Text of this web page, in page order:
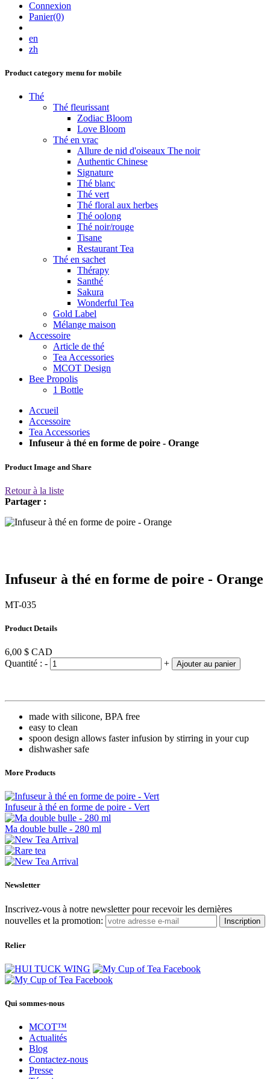
Connexion
Panier(0)
en
zh
Product category menu for mobile
Thé
Thé fleurissant
Zodiac Bloom
Love Bloom
Thé en vrac
Allure de nid d'oiseaux The noir
Authentic Chinese
Signature
Thé blanc
Thé vert
Thé floral aux herbes
Thé oolong
Thé noir/rouge
Tisane
Restaurant Tea
Thé en sachet
Thérapy
Santhé
Sakura
Wonderful Tea
Gold Label
Mélange maison
Accessoire
Article de thé
Tea Accessories
MCOT Design
Bee Propolis
1 Bottle
Accueil
Accessoire
Tea Accessories
Infuseur à thé en forme de poire - Orange
Product Image and Share
Retour à la liste
Partager :
Infuseur à thé en forme de poire - Orange
MT-035
Product Details
6,00 $ CAD
Quantité : - + Ajouter au panier
made with silicone, BPA free
easy to clean
spoon design allows faster infusion by stirring in your cup
dishwasher safe
More Products
Infuseur à thé en forme de poire - Vert
Ma double bulle - 280 ml
Newsletter
Inscrivez-vous à notre newsletter pour recevoir les dernières
nouvelles et la promotion:
Inscription
Relier
Qui sommes-nous
MCOT™
Actualités
Blog
Contactez-nous
Presse